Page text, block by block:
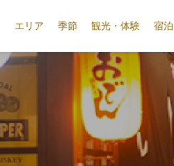
エリア 季節 観光・体験 宿泊